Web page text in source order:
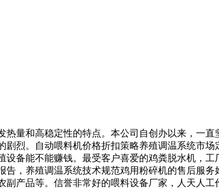
和高稳定性的特点。本公司自创办以来，一直
烈。自动喂料机价格折扣策略养殖调温系统市
备能不能赚钱。最受客户喜爱的鸡粪脱水机，
，养殖调温系统技术规范鸡用粉碎机的售后服
产品等。信誉非常好的喂料设备厂家，人天人